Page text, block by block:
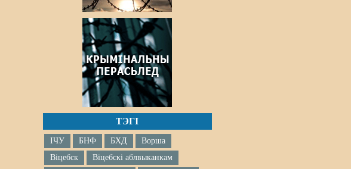
ТЭГІ
ІЧУ БНФ БХД
Ворша
Віцебск
Віцебскі аблвыканкам